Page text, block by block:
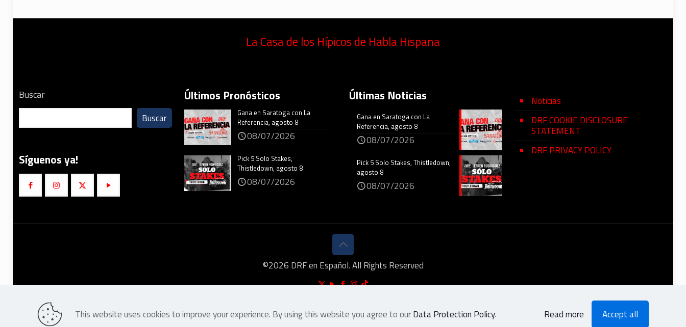
La Casa de los Hípicos de Habla Hispana
Buscar
Buscar
Síguenos ya!
Últimos Pronósticos
Gana en Saratoga con La
Referencia, agosto 8
08/07/2026
Pick 5 Solo Stakes,
Thistledown, agosto 8
08/07/2026
Últimas Noticias
Gana en Saratoga con La
Referencia, agosto 8
08/07/2026
Pick 5 Solo Stakes, Thistledown,
agosto 8
08/07/2026
Noticias
DRF COOKIE DISCLOSURE
STATEMENT
DRF PRIVACY POLICY
©2026 DRF en Español. All Rights Reserved
This website uses cookies to improve your experience. By using this website you agree to ourData Protection Policy. Read more Accept all